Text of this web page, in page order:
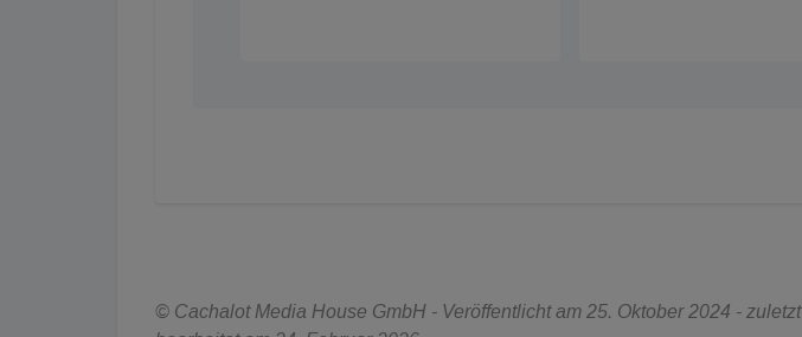
© Cachalot Media House GmbH - Veröffentlicht am 25. Oktober 2024 - zuletzt